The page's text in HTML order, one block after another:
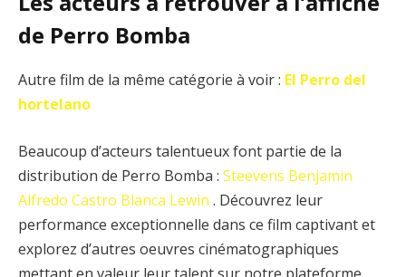
de Perro Bomba
Autre film de la même catégorie à voir : El Perro del
hortelano
Beaucoup d’acteurs talentueux font partie de la
distribution de Perro Bomba : Steevens Benjamin
Alfredo Castro Blanca Lewin . Découvrez leur
performance exceptionnelle dans ce film captivant et
explorez d’autres oeuvres cinématographiques
mettant en valeur leur talent sur notre plateforme.